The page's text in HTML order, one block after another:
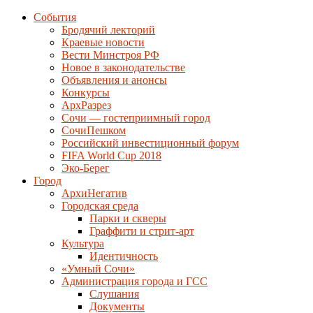
События
Бродячий лекторий
Краевые новости
Вести Минстроя РФ
Новое в законодательстве
Объявления и анонсы
Конкурсы
АрхРазрез
Сочи — гостеприимный город
СочиПешком
Российский инвестиционный форум
FIFA World Cup 2018
Эко-Берег
Город
АрхиНегатив
Городская среда
Парки и скверы
Граффити и стрит-арт
Культура
Идентичность
«Умный Сочи»
Администрация города и ГСС
Слушания
Документы